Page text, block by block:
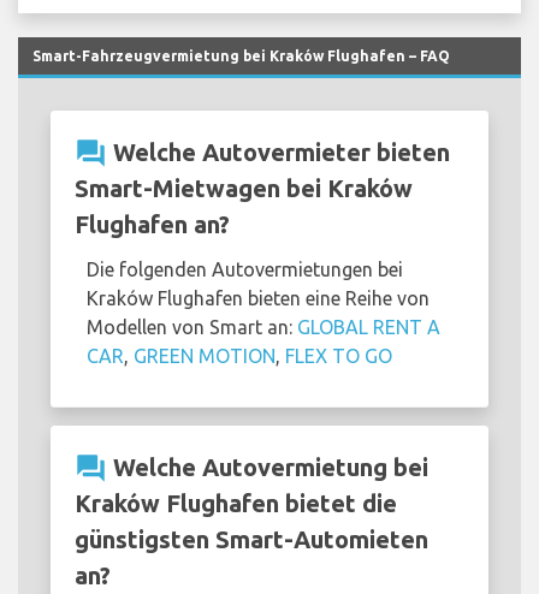
Smart-Fahrzeugvermietung bei Kraków Flughafen – FAQ
question_answer Welche Autovermieter bieten
Smart-Mietwagen bei Kraków
Flughafen an?
Die folgenden Autovermietungen bei
Kraków Flughafen bieten eine Reihe von
Modellen von Smart an: GLOBAL RENT A
CAR GREEN MOTION FLEX TO GO
question_answer Welche Autovermietung bei
Kraków Flughafen bietet die
günstigsten Smart-Automieten
an?